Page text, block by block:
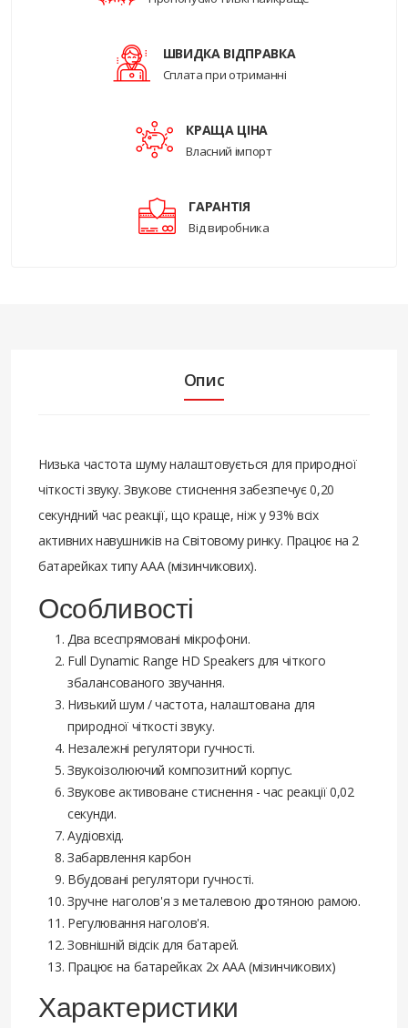
ШВИДКА ВІДПРАВКА
Сплата при отриманні
КРАЩА ЦІНА
Власний імпорт
ГАРАНТІЯ
Від виробника
Опис
Низька частота шуму налаштовується для природної
чіткості звуку. Звукове стиснення забезпечує 0,20
секундний час реакції, що краще, ніж у 93% всіх
активних навушників на Світовому ринку. Працює на 2
батарейках типу ААА (мізинчикових).
Особливості
Два всеспрямовані мікрофони.
Full Dynamic Range HD Speakers для чіткого
збалансованого звучання.
Низький шум / частота, налаштована для
природної чіткості звуку.
Незалежні регулятори гучності.
Звукоізолюючий композитний корпус.
Звукове активоване стиснення - час реакції 0,02
секунди.
Аудіовхід.
Забарвлення карбон
Вбудовані регулятори гучності.
Зручне наголов'я з металевою дротяною рамою.
Регулювання наголов'я.
Зовнішній відсік для батарей.
Працює на батарейках 2х AAA (мізинчикових)
Характеристики